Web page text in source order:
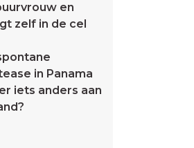
en
zelf in de cel
in Panama
iets anders aan